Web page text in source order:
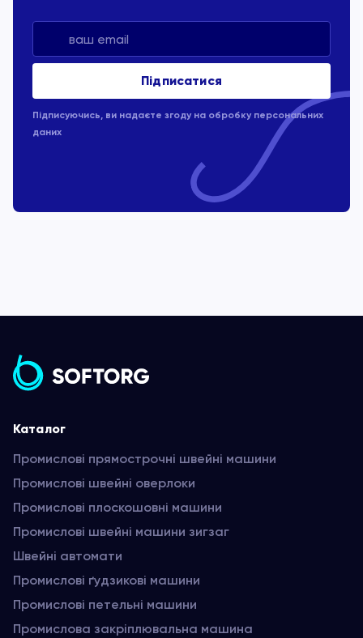
Підписуючись, ви надаєте згоду на обробку персональних
даних
Каталог
Промислові прямострочні швейні машини
Промислові швейні оверлоки
Промислові плоскошовні машини
Промислові швейні машини зигзаг
Швейні автомати
Промислові ґудзикові машини
Промислові петельні машини
Промислова закріплювальна машина